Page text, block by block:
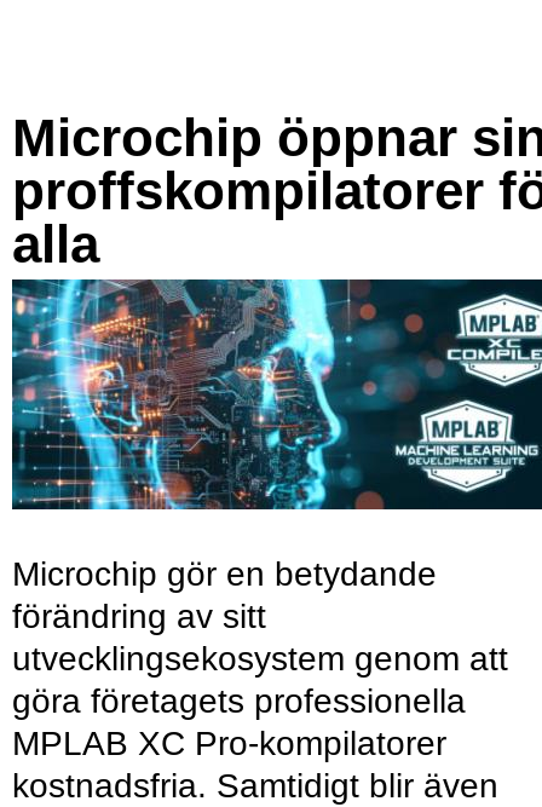
Microchip öppnar
proffskompilatorer
alla
Microchip gör en betydande
förändring av sitt
utvecklingsekosystem genom att
göra företagets professionella
MPLAB XC Pro-kompilatorer
kostnadsfria. Samtidigt blir även